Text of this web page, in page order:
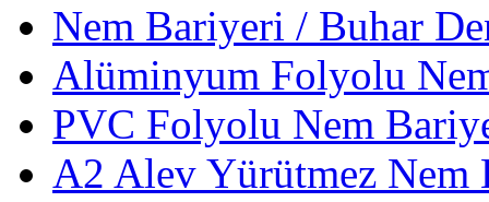
Nem Bariyeri / Buhar
Alüminyum Folyolu
PVC Folyolu Nem
A2 Alev Yürütmez Nem